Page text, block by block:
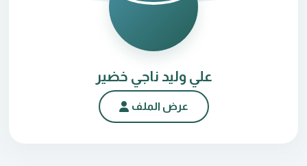
علي وليد ناجي خضير
عرض الملف